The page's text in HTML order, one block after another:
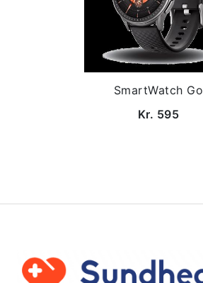
SmartWatch Go
Kr. 595